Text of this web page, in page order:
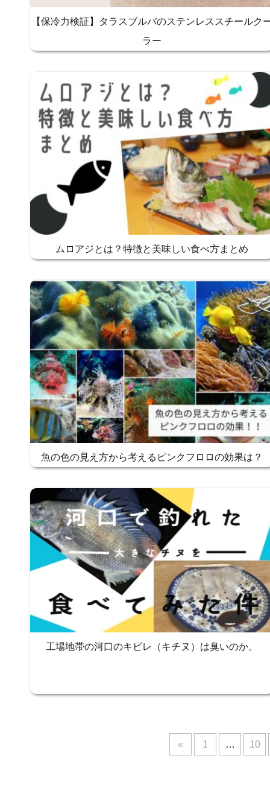
【保冷力検証】タラスブルバのステンレススチールク
ラー
ムロアジとは？特徴と美味しい食べ方まとめ
魚の色の見え方から考えるピンクフロロの効果は？
工場地帯の河口のキビレ（キチヌ）は臭いのか。
« 1 … 10